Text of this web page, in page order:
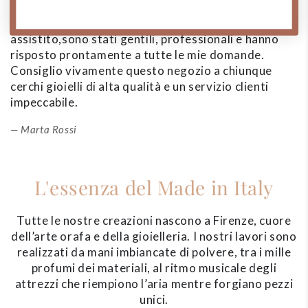
assistito,sono stati gentili, professionali e hanno
risposto prontamente a tutte le mie domande.
Consiglio vivamente questo negozio a chiunque
cerchi gioielli di alta qualità e un servizio clienti
impeccabile.
Marta Rossi
L'essenza del Made in Italy
Tutte le nostre creazioni nascono a Firenze, cuore
dell’arte orafa e della gioielleria. I nostri lavori sono
realizzati da mani imbiancate di polvere, tra i mille
profumi dei materiali, al ritmo musicale degli
attrezzi che riempiono l’aria mentre forgiano pezzi
unici.